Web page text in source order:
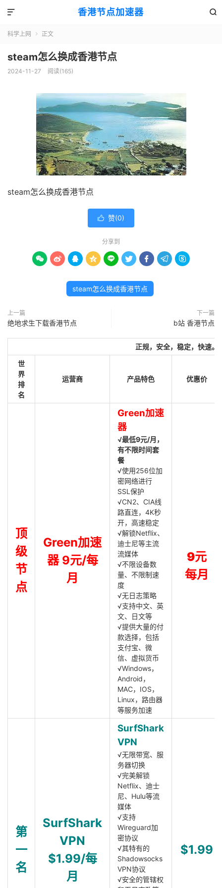
香港节点加速器 

科学上网  正文
steam怎么换成香港节点
2024-11-27 阅读(165)
steam怎么换成香港节点
 赞(0)
分享到
        
steam怎么换成香港节点
上一篇
绝地求生下载香港节点
下一篇
b站 香港节点
正规，安全，稳定，快速。
世
界
排
名
运营商 产品特色 优惠价
顶
级
节
点
Green加速
器 9元/每
月
Green加速
器
√最低9元/月，
有不限时间套
餐
√使用256位加
密网络进行
SSL保护
√CN2、CIA线
路直连，4K秒
开，高速稳定
√解锁Netflix、
迪士尼等主流
流媒体
√不限设备数
量、不限制速
度
√无日志策略
√支持中文、英
文、日文等
√提供大量的付
款选择，包括
支付宝、微
信、虚拟货币
√Windows，
Android，
MAC，IOS，
Linux，路由器
等服务加速
9元
每月
第
一
名
SurfShark
VPN
$1.99/每
月
SurfShark
VPN
√无限带宽、服
务器切换
√完美解锁
Netflix、迪士
尼、Hulu等流
媒体
√支持
Wireguard加
密协议
√其特有的
Shadowsocks
VPN协议
√安全的管辖权
$1.99